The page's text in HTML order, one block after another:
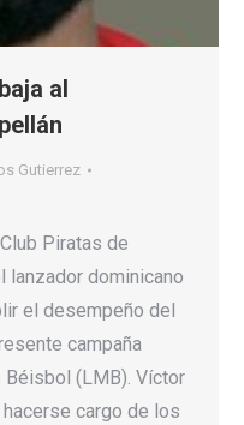
al
Gutierrez
Piratas de
lanzador dominicano
el desempeño del
campaña
(LMB). Víctor
cargo de los